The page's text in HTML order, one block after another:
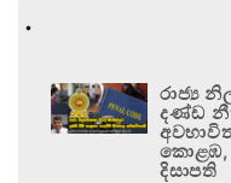
.
රාජ්‍ය
දණ්ඩ
කොළඹ,
දිසාපති